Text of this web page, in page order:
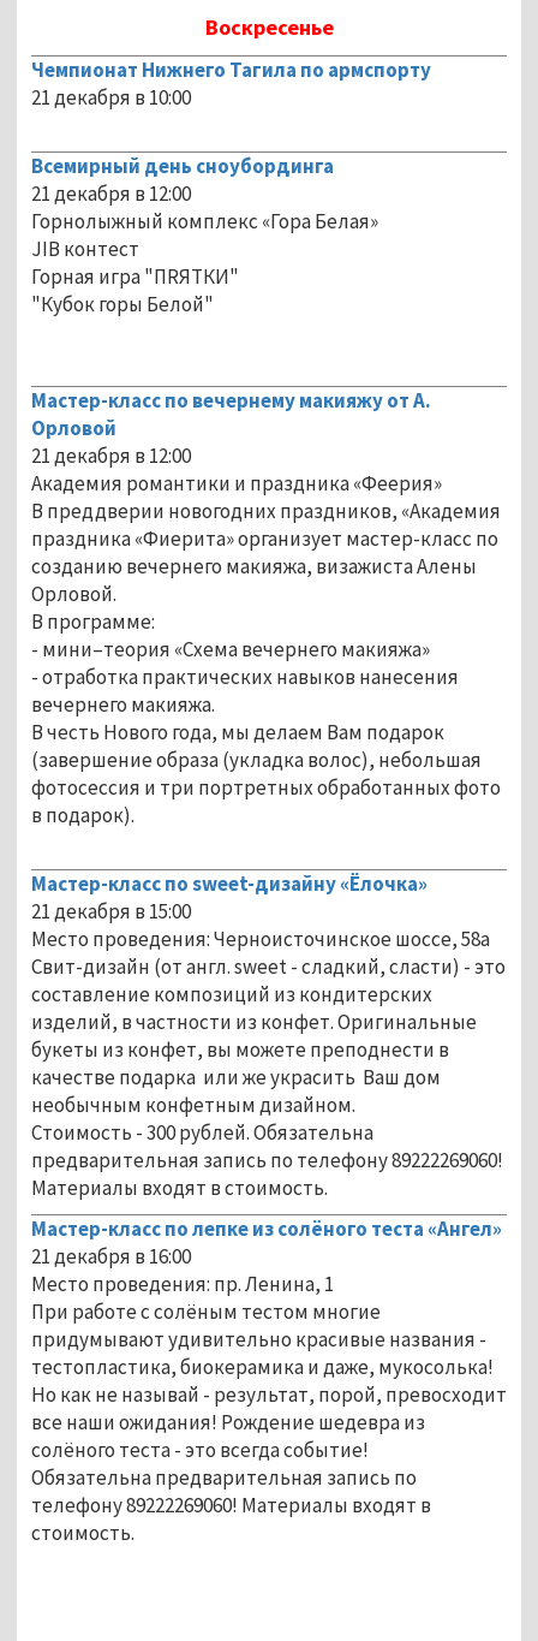
Воскресенье
Чемпионат Нижнего Тагила по армспорту
21 декабря в 10:00
Всемирный день сноубординга
21 декабря в 12:00
Горнолыжный комплекс «Гора Белая»
JIB контест
Горная игра "ПRЯТКИ"
"Кубок горы Белой"
Мастер-класс по вечернему макияжу от А.
Орловой
21 декабря в 12:00
Академия романтики и праздника «Феерия»
В преддверии новогодних праздников, «Академия
праздника «Фиерита» организует мастер-класс по
созданию вечернего макияжа, визажиста Алены
Орловой.
В программе:
- мини–теория «Схема вечернего макияжа»
- отработка практических навыков нанесения
вечернего макияжа.
В честь Нового года, мы делаем Вам подарок
(завершение образа (укладка волос), небольшая
фотосессия и три портретных обработанных фото
в подарок).
Мастер-класс по sweet-дизайну «Ёлочка»
21 декабря в 15:00
Место проведения: Черноисточинское шоссе, 58а
Свит-дизайн (от англ. sweet - сладкий, сласти) - это
составление композиций из кондитерских
изделий, в частности из конфет. Оригинальные
букеты из конфет, вы можете преподнести в
качестве подарка или же украсить Ваш дом
необычным конфетным дизайном.
Стоимость - 300 рублей. Обязательна
предварительная запись по телефону 89222269060!
Материалы входят в стоимость.
Мастер-класс по лепке из солёного теста «Ангел»
21 декабря в 16:00
Место проведения: пр. Ленина, 1
При работе с солёным тестом многие
придумывают удивительно красивые названия -
тестопластика, биокерамика и даже, мукосолька!
Но как не называй - результат, порой, превосходит
все наши ожидания! Рождение шедевра из
солёного теста - это всегда событие!
Обязательна предварительная запись по
телефону 89222269060! Материалы входят в
стоимость.